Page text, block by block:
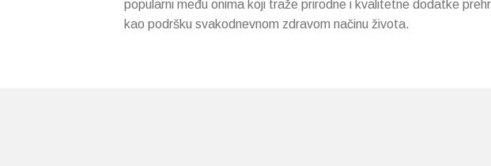
popularni među onima koji traže prirodne i kvalitetne dodatke
kao podršku svakodnevnom zdravom načinu života.